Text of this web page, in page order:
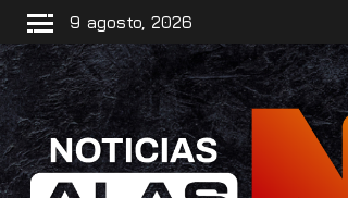
9 agosto, 2026